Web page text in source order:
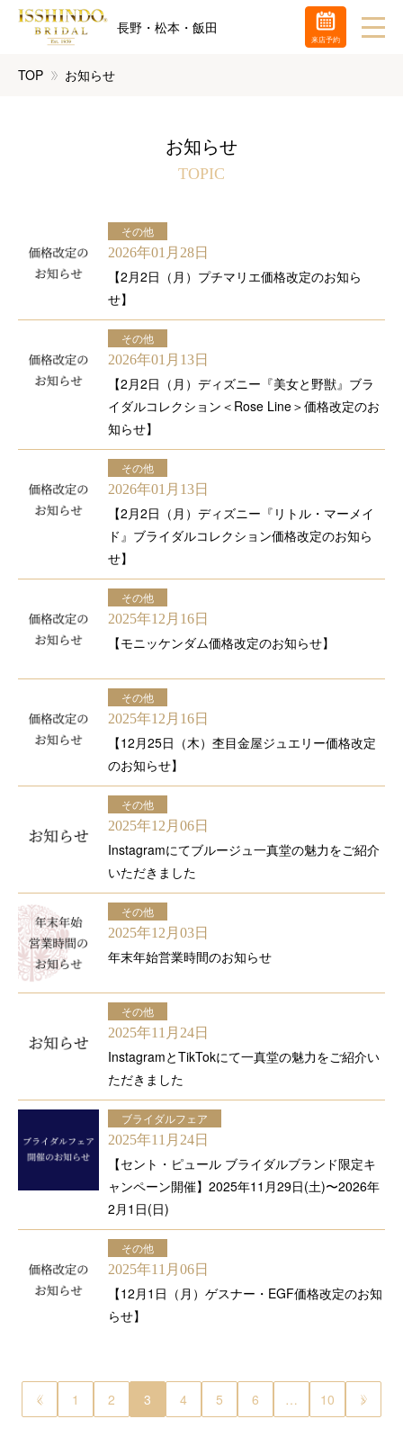
長野・松本・飯田
TOP お知らせ
お知らせ
TOPIC
その他
2026年01月28日
【2月2日（月）プチマリエ価格改定のお知ら
せ】
その他
2026年01月13日
【2月2日（月）ディズニー『美女と野獣』ブラ
イダルコレクション＜Rose Line＞価格改定のお
知らせ】
その他
2026年01月13日
【2月2日（月）ディズニー『リトル・マーメイ
ド』ブライダルコレクション価格改定のお知ら
せ】
その他
2025年12月16日
【モニッケンダム価格改定のお知らせ】
その他
2025年12月16日
【12月25日（木）杢目金屋ジュエリー価格改定
のお知らせ】
その他
2025年12月06日
Instagramにてブルージュ一真堂の魅力をご紹介
いただきました
その他
2025年12月03日
年末年始営業時間のお知らせ
その他
2025年11月24日
InstagramとTikTokにて一真堂の魅力をご紹介い
ただきました
ブライダルフェア
2025年11月24日
【セント・ピュール ブライダルブランド限定キ
ャンペーン開催】2025年11月29日(土)〜2026年
2月1日(日)
その他
2025年11月06日
【12月1日（月）ゲスナー・EGF価格改定のお知
らせ】
< 1 2 3 4 5 6 … 10 >
来店予約